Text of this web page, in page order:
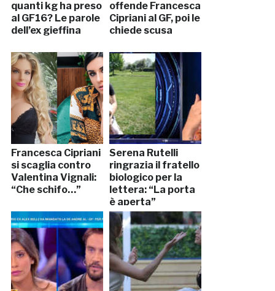
quanti kg ha preso
al GF16? Le parole
dell’ex gieffina
offende Francesca
Cipriani al GF, poi le
chiede scusa
Francesca Cipriani
si scaglia contro
Valentina Vignali:
“Che schifo…”
Serena Rutelli
ringrazia il fratello
biologico per la
lettera: “La porta
è aperta”